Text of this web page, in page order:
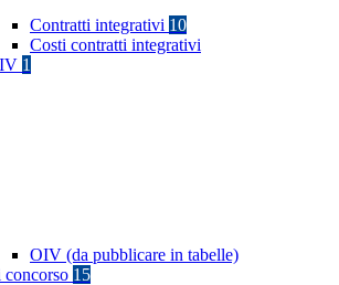
Contratti integrativi 10
Costi contratti integrativi
1
OIV (da pubblicare in tabelle)
15